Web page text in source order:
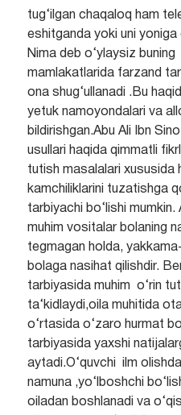
tug‘ilgan chaqaloq ham
eshitganda yoki uni yoniga
Nima deb o‘ylaysiz
mamlakatlarida farzand
ona shug‘ullanadi .Bu
yetuk namoyondalari va
bildirishgan.Abu Ali Ibn
usullari haqida qimmatli
tutish masalalari xususida
kamchiliklarini tuzatishga
tarbiyachi bo‘lishi
muhim vositalar bolaning
tegmagan holda,
bolaga nasihat qilishdir.
tarbiyasida muhim o‘rin
ta‘kidlaydi,oila muhitida
o‘rtasida o‘zaro hurmat
tarbiyasida yaxshi
aytadi.O‘quvchi ilm
namuna ,yo‘lboshchi
oiladan boshlanadi va